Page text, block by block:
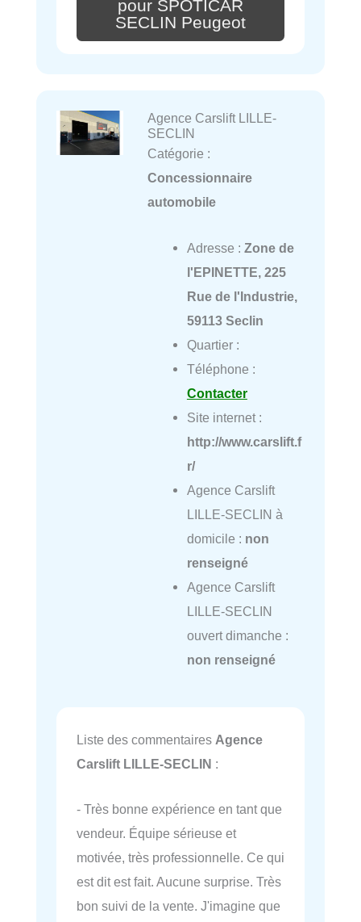
pour SPOTICAR
SECLIN Peugeot
Agence Carslift LILLE-
SECLIN
Catégorie :
Concessionnaire
automobile
Adresse : Zone de
l'EPINETTE, 225
Rue de l'Industrie,
59113 Seclin
Quartier :
Téléphone :
Contacter
Site internet :
http://www.carslift.f
r/
Agence Carslift
LILLE-SECLIN à
domicile : non
renseigné
Agence Carslift
LILLE-SECLIN
ouvert dimanche :
non renseigné
Liste des commentaires Agence
Carslift LILLE-SECLIN :
- Très bonne expérience en tant que
vendeur. Équipe sérieuse et
motivée, très professionnelle. Ce qui
est dit est fait. Aucune surprise. Très
bon suivi de la vente. J'imagine que